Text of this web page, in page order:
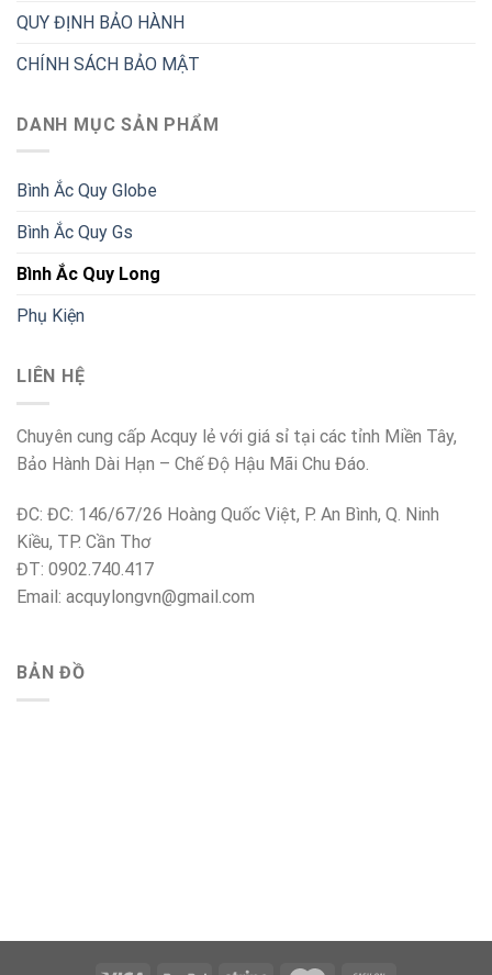
QUY ĐỊNH BẢO HÀNH
CHÍNH SÁCH BẢO MẬT
DANH MỤC SẢN PHẨM
Bình Ắc Quy Globe
Bình Ắc Quy Gs
Bình Ắc Quy Long
Phụ Kiện
LIÊN HỆ
Chuyên cung cấp Acquy lẻ với giá sỉ tại các tỉnh Miền Tây,
Bảo Hành Dài Hạn – Chế Độ Hậu Mãi Chu Đáo.
ĐC: ĐC: 146/67/26 Hoàng Quốc Việt, P. An Bình, Q. Ninh
Kiều, TP. Cần Thơ
ĐT: 0902.740.417
Email: acquylongvn@gmail.com
BẢN ĐỒ